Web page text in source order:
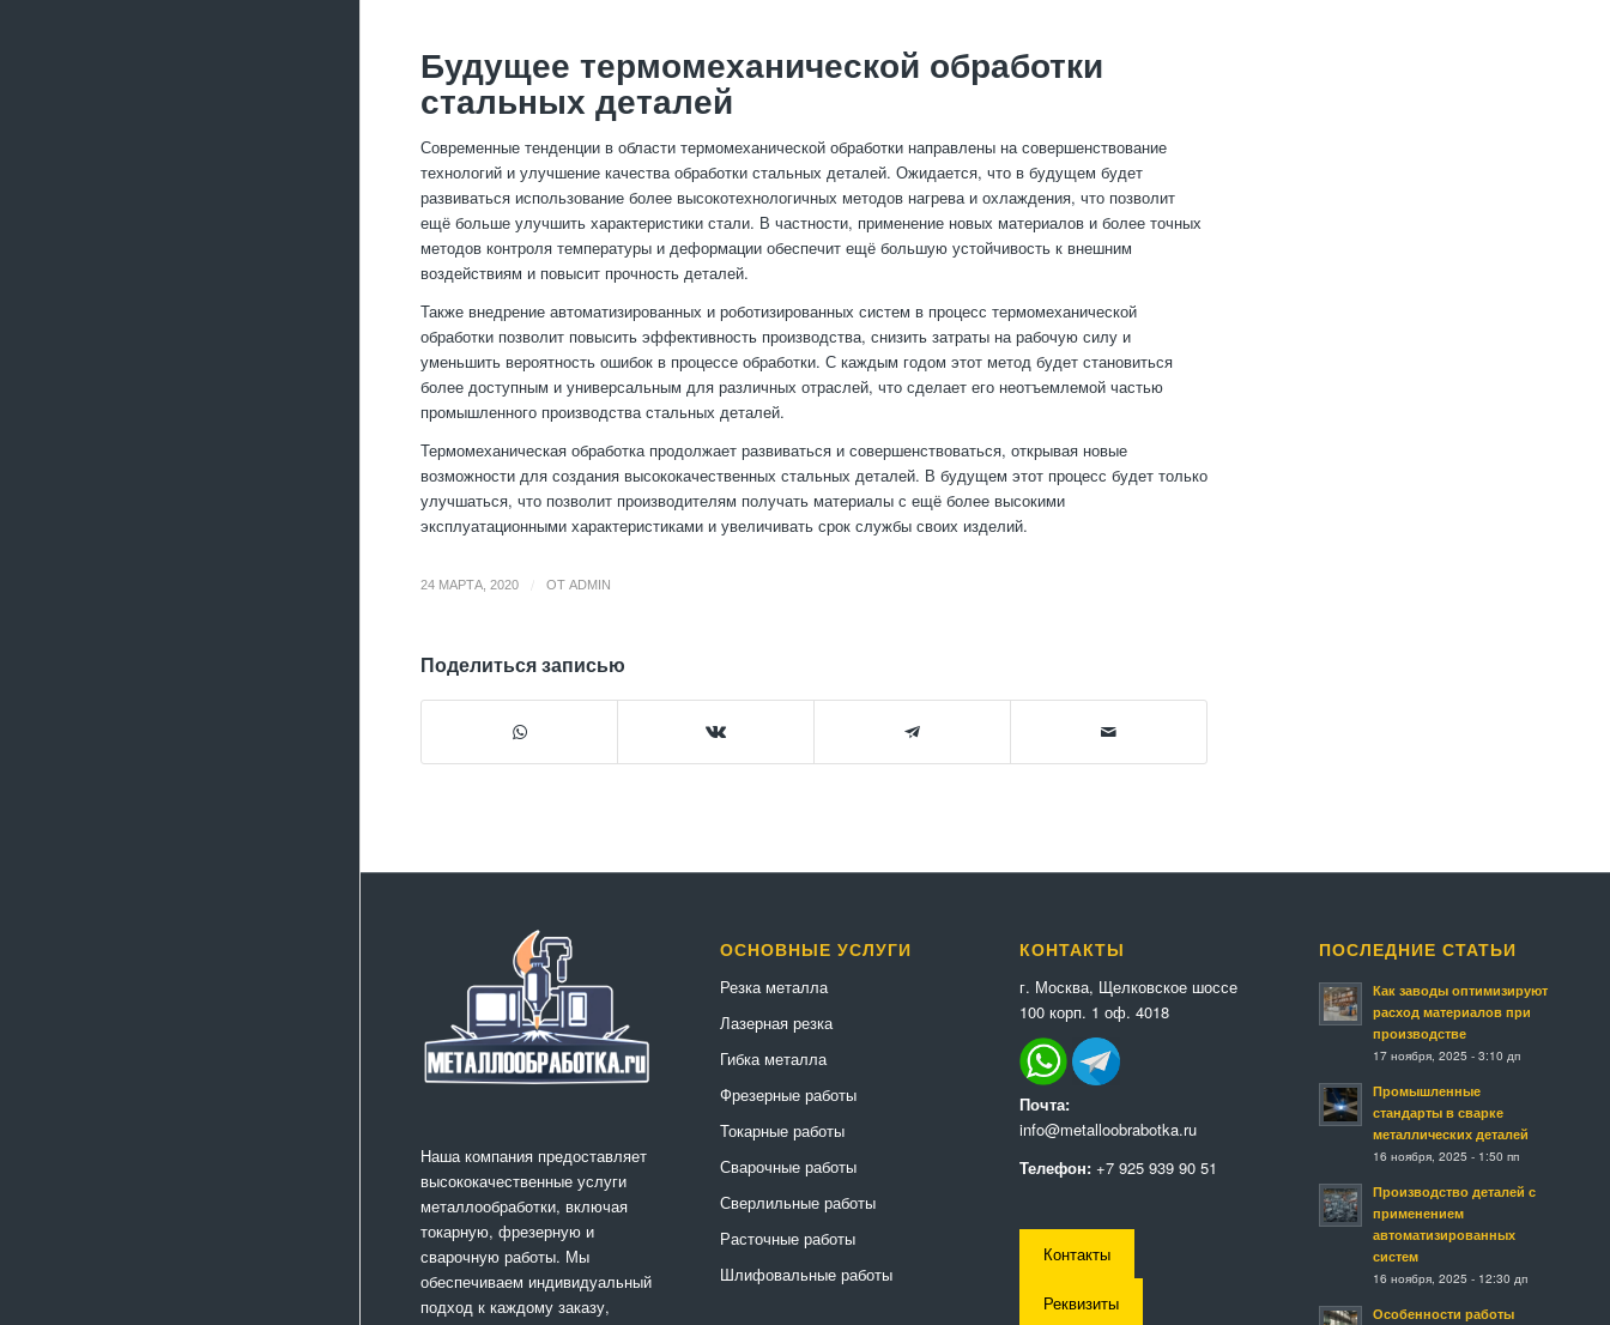
Будущее термомеханической обработки
стальных деталей
Современные тенденции в области термомеханической обработки направлены на совершенствование
технологий и улучшение качества обработки стальных деталей. Ожидается, что в будущем будет
развиваться использование более высокотехнологичных методов нагрева и охлаждения, что позволит
ещё больше улучшить характеристики стали. В частности, применение новых материалов и более точных
методов контроля температуры и деформации обеспечит ещё большую устойчивость к внешним
воздействиям и повысит прочность деталей.
Также внедрение автоматизированных и роботизированных систем в процесс термомеханической
обработки позволит повысить эффективность производства, снизить затраты на рабочую силу и
уменьшить вероятность ошибок в процессе обработки. С каждым годом этот метод будет становиться
более доступным и универсальным для различных отраслей, что сделает его неотъемлемой частью
промышленного производства стальных деталей.
Термомеханическая обработка продолжает развиваться и совершенствоваться, открывая новые
возможности для создания высококачественных стальных деталей. В будущем этот процесс будет только
улучшаться, что позволит производителям получать материалы с ещё более высокими
эксплуатационными характеристиками и увеличивать срок службы своих изделий.
24 МАРТА, 2020 ОТ ADMIN
Поделиться записью
Наша компания предоставляет
высококачественные услуги
металлообработки, включая
токарную, фрезерную и
сварочную работы. Мы
обеспечиваем индивидуальный
подход к каждому заказу,
ОСНОВНЫЕ УСЛУГИ
Резка металла
Лазерная резка
Гибка металла
Фрезерные работы
Токарные работы
Сварочные работы
Сверлильные работы
Расточные работы
Шлифовальные работы
КОНТАКТЫ
г. Москва, Щелковское шоссе
100 корп. 1 оф. 4018
Почта:
info@metalloobrabotka.ru
Телефон: +7 925 939 90 51
Контакты
Реквизиты
ПОСЛЕДНИЕ СТАТЬИ
Как заводы оптимизируют
расход материалов при
производстве
17 ноября, 2025 - 3:10 дп
Промышленные
стандарты в сварке
металлических деталей
16 ноября, 2025 - 1:50 пп
Производство деталей с
применением
автоматизированных
систем
16 ноября, 2025 - 12:30 дп
Особенности работы